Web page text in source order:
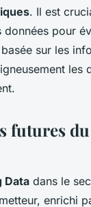
. Il est
données pour
sur les
les
futures
Data dans le
enrichi